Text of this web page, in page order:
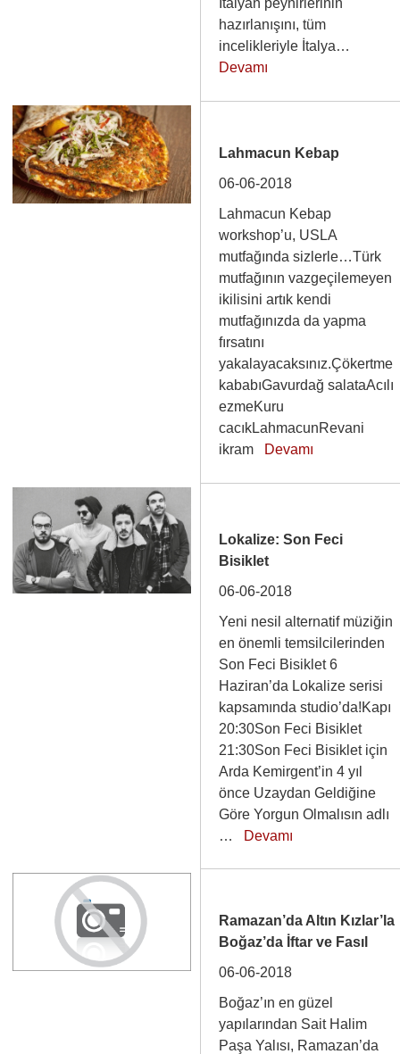
İtalyan peynirlerinin
hazırlanışını, tüm
incelikleriyle İtalya…
Devamı
Lahmacun Kebap
06-06-2018
Lahmacun Kebap
workshop’u, USLA
mutfağında sizlerle…Türk
mutfağının vazgeçilemeyen
ikilisini artık kendi
mutfağınızda da yapma
fırsatını
yakalayacaksınız.Çökertme
kababıGavurdağ salataAcılı
ezmeKuru
cacıkLahmacunRevani
ikram Devamı
Lokalize: Son Feci
Bisiklet
06-06-2018
Yeni nesil alternatif müziğin
en önemli temsilcilerinden
Son Feci Bisiklet 6
Haziran’da Lokalize serisi
kapsamında studio’da!Kapı
20:30Son Feci Bisiklet
21:30Son Feci Bisiklet için
Arda Kemirgent’in 4 yıl
önce Uzaydan Geldiğine
Göre Yorgun Olmalısın adlı
… Devamı
Ramazan’da Altın Kızlar’la
Boğaz’da İftar ve Fasıl
06-06-2018
Boğaz’ın en güzel
yapılarından Sait Halim
Paşa Yalısı, Ramazan’da